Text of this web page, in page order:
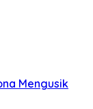
Mengusik